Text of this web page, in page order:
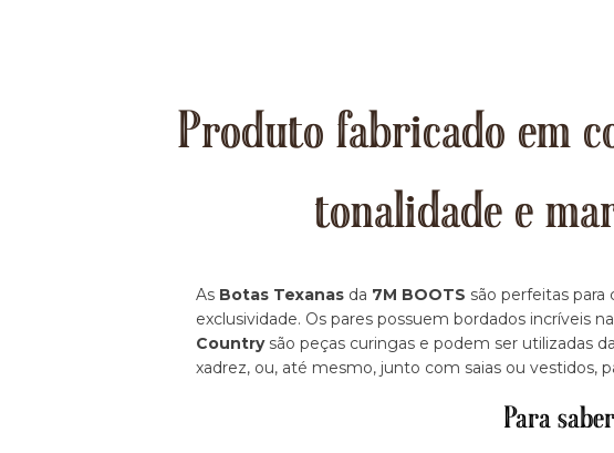
Produto fabricado em
tonalidade e
As Botas Texanas da 7M BOOTS são perfeitas para
exclusividade. Os pares possuem bordados incríveis
Countrysão peças curingas e podem ser utilizadas
xadrez, ou, até mesmo, junto com saias ou vestidos,
Para